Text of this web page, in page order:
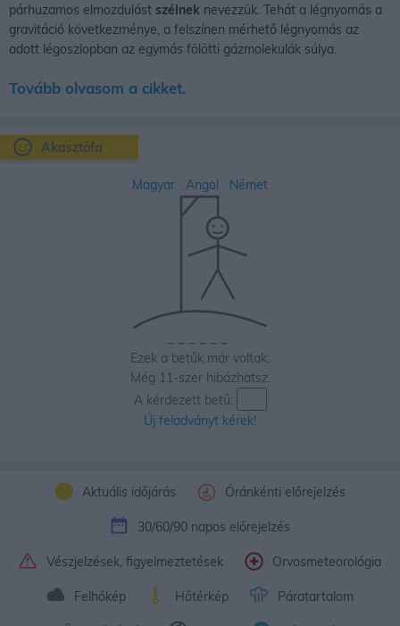
Aktuális időjárás Óránkénti előrejelzés
30/60/90 napos előrejelzés
Vészjelzések, figyelmeztetések Orvosmeteorológia
Felhőkép Hőtérkép Páratartalom
Akasztófa
Magyar Angol Német
Ezek a betűk már voltak:
Még 11-szer hibázhatsz.
A kérdezett betű:
Új feladványt kérek!
párhuzamos elmozdulást szélnek nevezzük. Tehát a légnyomás a
gravitáció következménye, a felszínen mérhető légnyomás az
adott légoszlopban az egymás fölötti gázmolekulák súlya.
Tovább olvasom a cikket.